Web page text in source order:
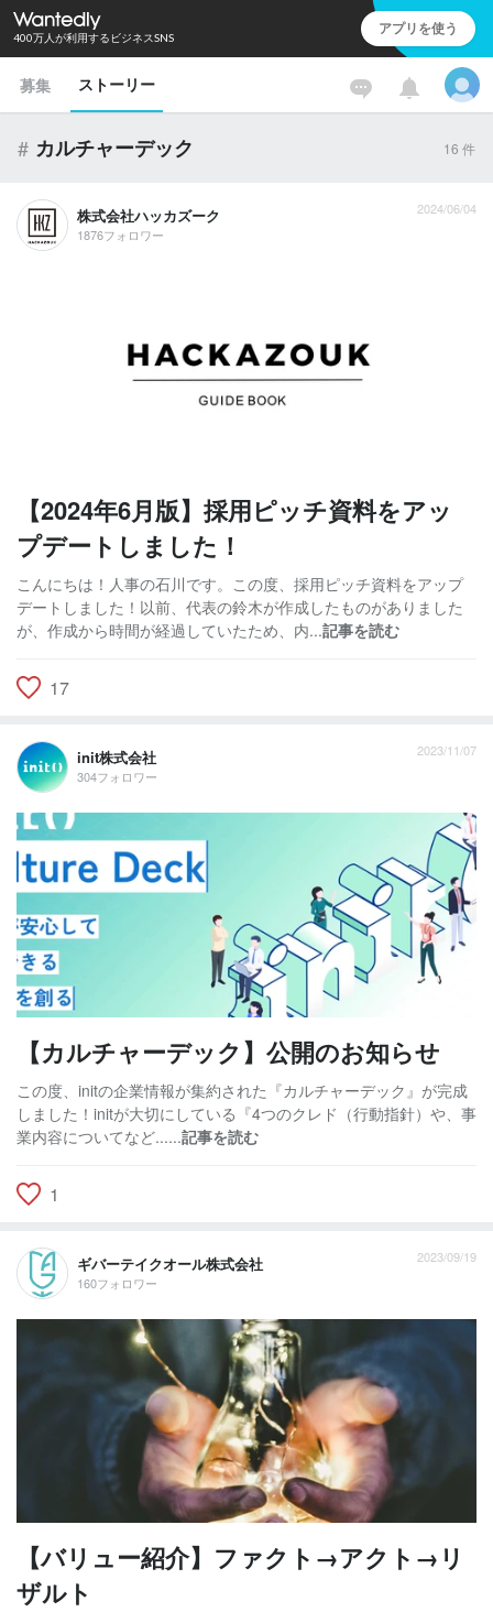
400万人が利用するビジネスSNS アプリを使う
募集 ストーリー
# カルチャーデック 16 件
株式会社ハッカズーク
1876フォロワー
2024/06/04
【2024年6月版】採用ピッチ資料をアッ
プデートしました！
こんにちは！人事の石川です。この度、採用ピッチ資料をアップ
デートしました！以前、代表の鈴木が作成したものがありました
が、作成から時間が経過していたため、内...記事を読む
17
init株式会社
304フォロワー
2023/11/07
【カルチャーデック】公開のお知らせ
この度、initの企業情報が集約された『カルチャーデック』が完成
しました！initが大切にしている『4つのクレド（行動指針）や、事
業内容についてなど......記事を読む
1
ギバーテイクオール株式会社
160フォロワー
2023/09/19
【バリュー紹介】ファクト→アクト→リ
ザルト